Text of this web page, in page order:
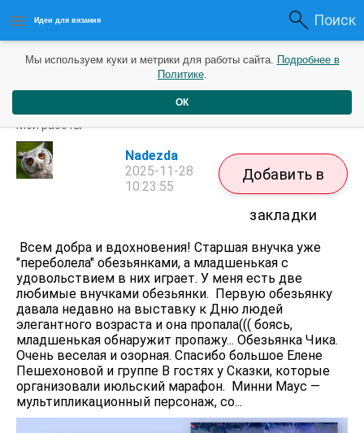
Идеи для вязания Поиск
Мои работы
Nadezda
2025-11-28
10:23:55
Добавить в
закладки
Всем добра и вдохновения! Старшая внучка уже
"переболела" обезьянками, а младшенькая с
удовольствием в них играет. У меня есть две
любимые внучками обезьянки. Первую обезьянку
давала недавно на выставку к Дню людей
элегантного возраста и она пропала((( боясь,
младшенькая обнаружит пропажу... Обезьянка Чика.
Очень веселая и озорная. Спасибо большое Елене
Пешехоновой и группе В гостях у Сказки, которые
организовали июльский марафон. Минни Маус —
мультипликационный персонаж, со...
Мы используем куки и метрики для работы сайта. Подробнее в
Политике.
ОК